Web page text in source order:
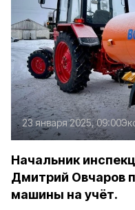
23 января 2025, 09:00
Начальник
Дмитрий Овчаров
машины на учёт.